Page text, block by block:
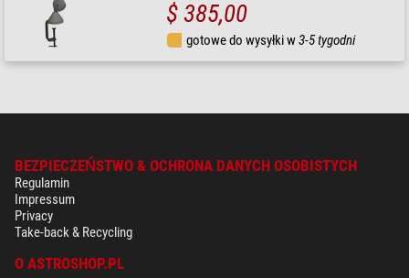
$ 385,00
gotowe do wysyłki w3-5 tygodni
BEZPIECZEŃSTWO & OCHRONA DANYCH OSOBISTYCH
Regulamin
Impressum
Privacy
Take-back & Recycling
O ASTROSHOP.PL